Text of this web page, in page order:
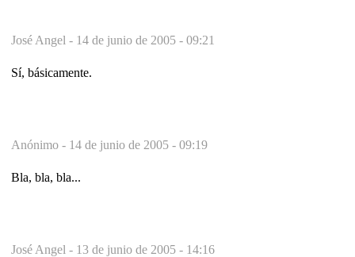
José Angel - 14 de junio de 2005 - 09:21
Sí, básicamente.
Anónimo - 14 de junio de 2005 - 09:19
Bla, bla, bla...
José Angel - 13 de junio de 2005 - 14:16